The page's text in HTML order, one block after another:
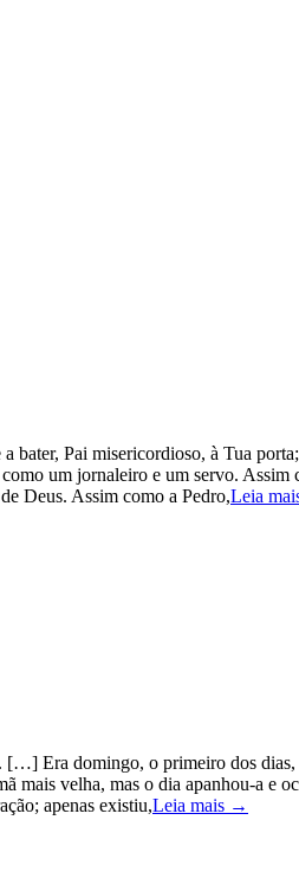
Pai misericordioso, à Tua
um jornaleiro e um servo.
Deus. Assim como a Pedro,Leia
[…] Era domingo, o primeiro dos
mais velha, mas o dia apanhou-a e
apenas existiu,Leia mais →